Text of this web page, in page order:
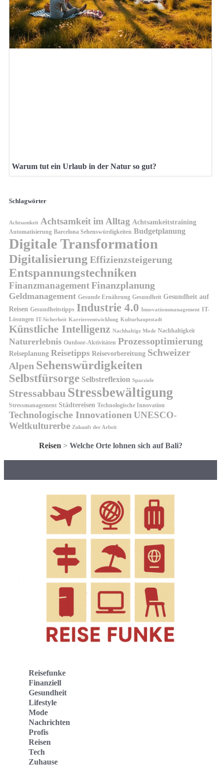
Warum tut ein Urlaub in der Natur so gut?
Schlagwörter
Achtsamkeit Achtsamkeit im Alltag Achtsamkeitstraining
Automatisierung Barcelona Sehenswürdigkeiten Budgetplanung
Digitale Transformation
Digitalisierung Effizienzsteigerung
Entspannungstechniken
FinanzmanagementFinanzplanung
Geldmanagement Gesunde Ernährung Gesundheit Gesundheit auf
Reisen Gesundheitstipps Industrie 4.0 Innovationsmanagement IT-
Lösungen IT-Sicherheit Karriereentwicklung Kulturhauptstadt
Künstliche Intelligenz Nachhaltige Mode Nachhaltigkeit
Naturerlebnis Outdoor-Aktivitäten Prozessoptimierung
Reiseplanung Reisetipps Reisevorbereitung Schweizer
Alpen Sehenswürdigkeiten
Selbstfürsorge Selbstreflexion Sparziele
Stressabbau Stressbewältigung
Stressmanagement Städtereisen Technologische Innovation
Technologische Innovationen UNESCO-
Weltkulturerbe Zukunft der Arbeit
Reisen > Welche Orte lohnen sich auf Bali?
Reisefunke
Finanziell
Gesundheit
Lifestyle
Mode
Nachrichten
Profis
Reisen
Tech
Zuhause